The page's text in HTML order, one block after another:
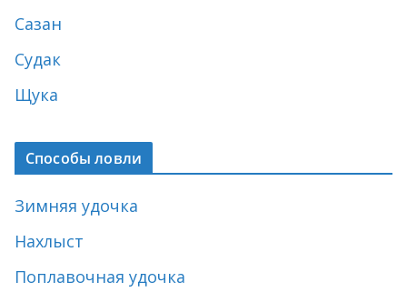
Сазан
Судак
Щука
Способы ловли
Зимняя удочка
Нахлыст
Поплавочная удочка